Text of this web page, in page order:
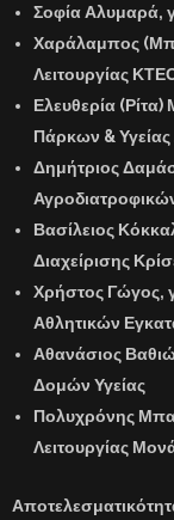
Σοφία Αλυμαρά,
Χαράλαμπος
Λειτουργίας
Ελευθερία
Πάρκων &
Δημήτριος
Βασίλειος
Διαχείρισης
Χρήστος Γώγος,
Αθλητικών
Αθανάσιος
Δομών Υγείας
Πολυχρόνης
Λειτουργίας